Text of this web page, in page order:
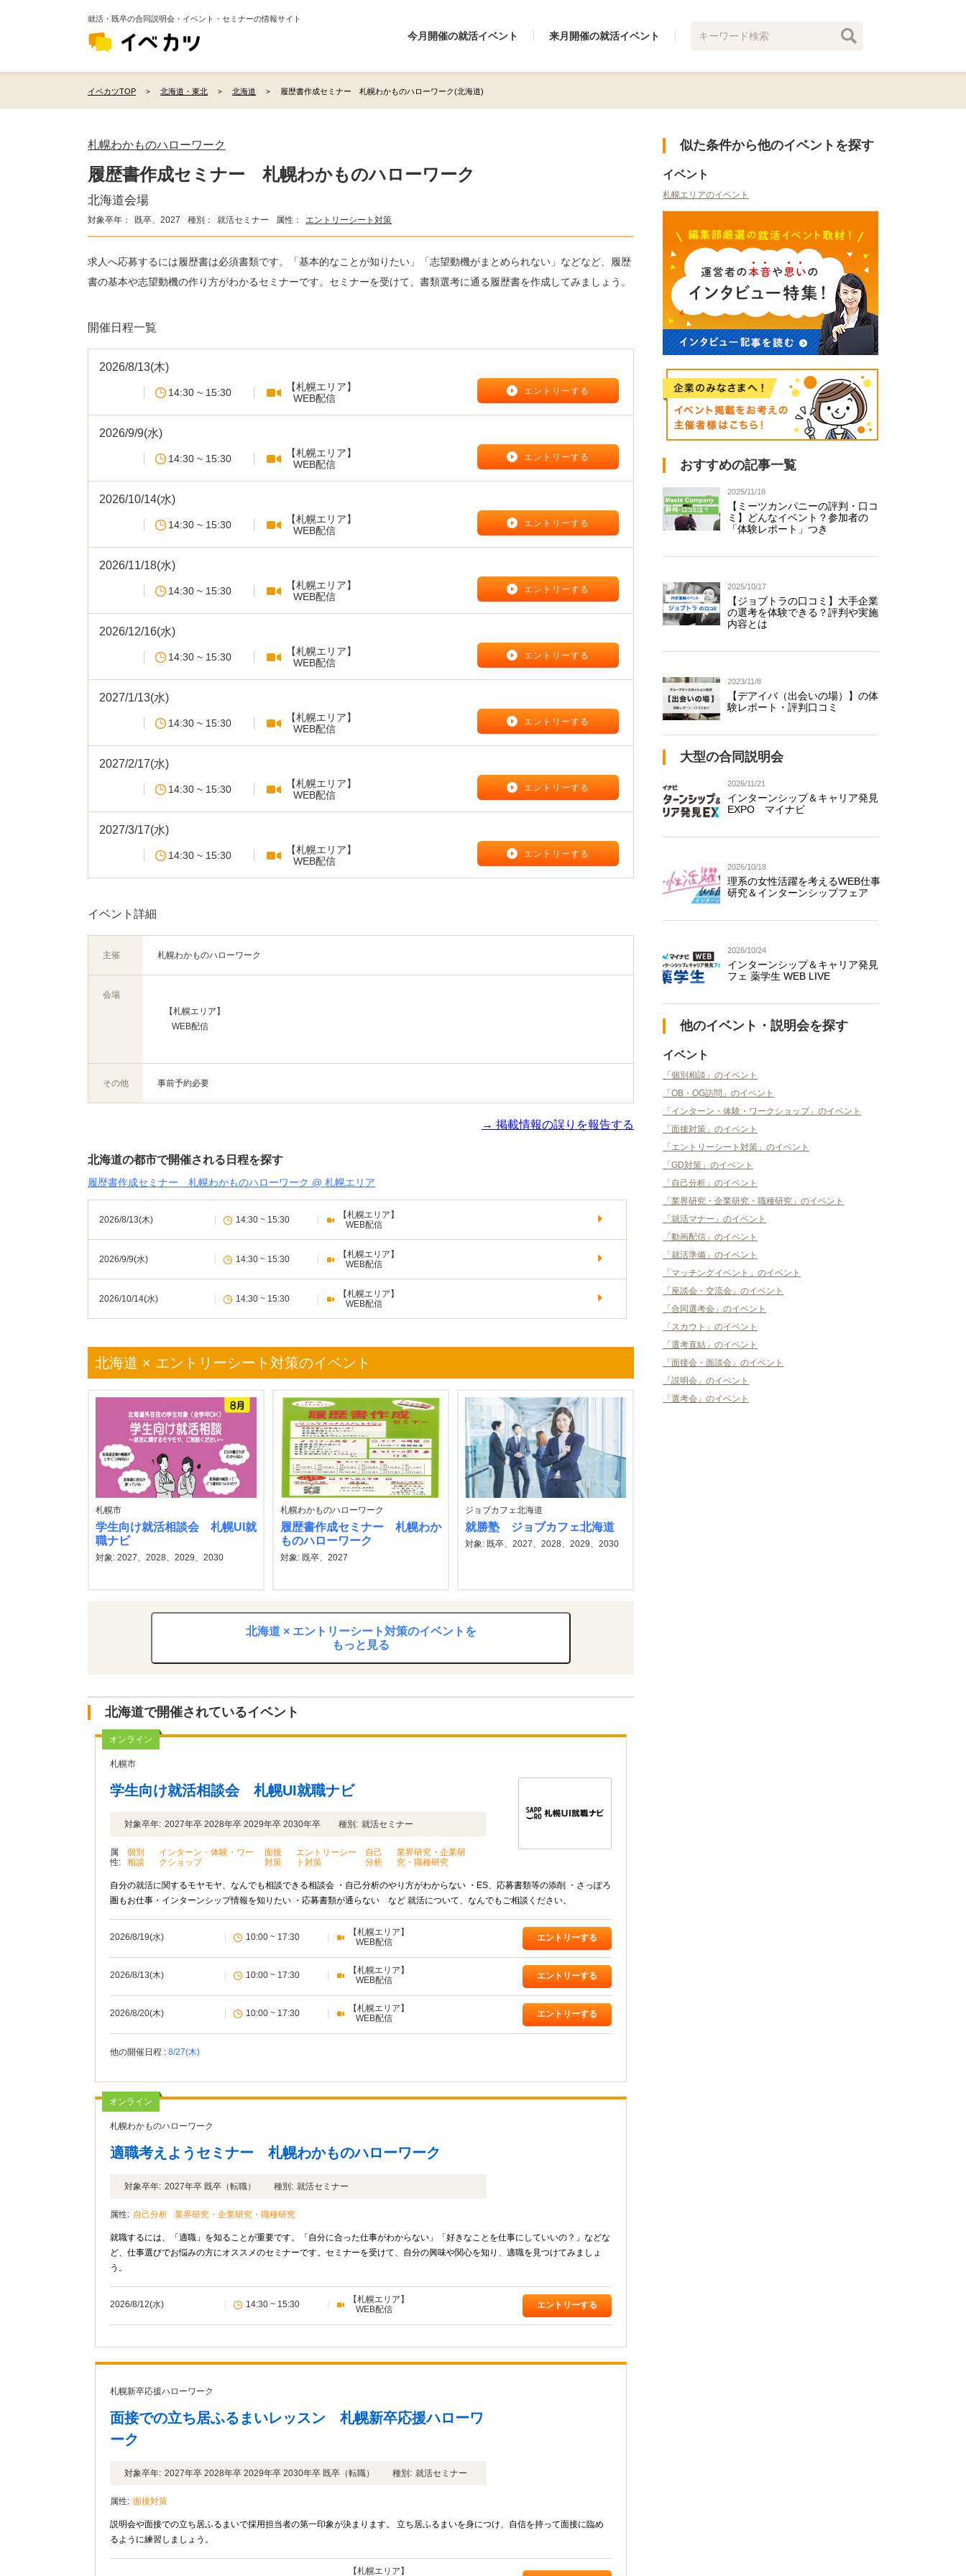
就活・既卒の合同説明会・イベント・セミナーの情報サイト
今月開催の就活イベント 来月開催の就活イベント
イベカツTOP 北海道・東北 北海道 履歴書作成セミナー 札幌わかものハローワーク(北海道)
札幌わかものハローワーク
履歴書作成セミナー 札幌わかものハローワーク
北海道会場
対象卒年： 既卒、2027 種別： 就活セミナー 属性： エントリーシート対策
求人へ応募するには履歴書は必須書類です。「基本的なことが知りたい」「志望動機がまとめられない」などなど、履歴
書の基本や志望動機の作り方がわかるセミナーです。セミナーを受けて、書類選考に通る履歴書を作成してみましょう。
開催日程一覧
2026/8/13(木)
14:30 ~ 15:30
【札幌エリア】
WEB配信
エントリーする
2026/9/9(水)
14:30 ~ 15:30
【札幌エリア】
WEB配信
エントリーする
2026/10/14(水)
14:30 ~ 15:30
【札幌エリア】
WEB配信
エントリーする
2026/11/18(水)
14:30 ~ 15:30
【札幌エリア】
WEB配信
エントリーする
2026/12/16(水)
14:30 ~ 15:30
【札幌エリア】
WEB配信
エントリーする
2027/1/13(水)
14:30 ~ 15:30
【札幌エリア】
WEB配信
エントリーする
2027/2/17(水)
14:30 ~ 15:30
【札幌エリア】
WEB配信
エントリーする
2027/3/17(水)
14:30 ~ 15:30
【札幌エリア】
WEB配信
エントリーする
イベント詳細
主催 札幌わかものハローワーク
会場
【札幌エリア】
WEB配信
その他 事前予約必要
→ 掲載情報の誤りを報告する
北海道の都市で開催される日程を探す
履歴書作成セミナー 札幌わかものハローワーク @ 札幌エリア
2026/8/13(木) 14:30 ~ 15:30
【札幌エリア】
WEB配信
2026/9/9(水) 14:30 ~ 15:30
【札幌エリア】
WEB配信
2026/10/14(水) 14:30 ~ 15:30
【札幌エリア】
WEB配信
北海道 × エントリーシート対策のイベント
札幌市
学生向け就活相談会 札幌UI就
職ナビ
対象: 2027、2028、2029、2030
札幌わかものハローワーク
履歴書作成セミナー 札幌わか
ものハローワーク
対象: 既卒、2027
ジョブカフェ北海道
就勝塾 ジョブカフェ北海道
対象: 既卒、2027、2028、2029、2030
北海道 × エントリーシート対策のイベントを
もっと見る
北海道で開催されているイベント
オンライン
札幌市
学生向け就活相談会 札幌UI就職ナビ
対象卒年: 2027年卒 2028年卒 2029年卒 2030年卒 種別: 就活セミナー
属
性:
個別
相談
インターン・体験・ワー
クショップ
面接
対策
エントリーシー
ト対策
自己
分析
業界研究・企業研
究・職種研究
自分の就活に関するモヤモヤ、なんでも相談できる相談会 ・自己分析のやり方がわからない ・ES、応募書類等の添削 ・さっぽろ
圏もお仕事・インターンシップ情報を知りたい ・応募書類が通らない など 就活について、なんでもご相談ください。
2026/8/19(水) 10:00 ~ 17:30
【札幌エリア】
WEB配信
エントリーする
2026/8/13(木) 10:00 ~ 17:30
【札幌エリア】
WEB配信
エントリーする
2026/8/20(木) 10:00 ~ 17:30
【札幌エリア】
WEB配信
エントリーする
他の開催日程 : 8/27(木)
オンライン
札幌わかものハローワーク
適職考えようセミナー 札幌わかものハローワーク
対象卒年: 2027年卒 既卒（転職） 種別: 就活セミナー
属性: 自己分析 業界研究・企業研究・職種研究
就職するには、「適職」を知ることが重要です。「自分に合った仕事がわからない」「好きなことを仕事にしていいの？」などな
ど、仕事選びでお悩みの方にオススメのセミナーです。セミナーを受けて、自分の興味や関心を知り、適職を見つけてみましょ
う。
2026/8/12(水) 14:30 ~ 15:30
【札幌エリア】
WEB配信
エントリーする
札幌新卒応援ハローワーク
面接での立ち居ふるまいレッスン 札幌新卒応援ハローワ
ーク
対象卒年: 2027年卒 2028年卒 2029年卒 2030年卒 既卒（転職） 種別: 就活セミナー
属性: 面接対策
説明会や面接での立ち居ふるまいで採用担当者の第一印象が決まります。 立ち居ふるまいを身につけ、自信を持って面接に臨め
るように練習しましょう。
【札幌エリア】
似た条件から他のイベントを探す
イベント
札幌エリアのイベント
おすすめの記事一覧
2025/11/18
【ミーツカンパニーの評判・口コ
ミ】どんなイベント？参加者の
「体験レポート」つき
2025/10/17
【ジョブトラの口コミ】大手企業
の選考を体験できる？評判や実施
内容とは
2023/11/8
【デアイバ（出会いの場）】の体
験レポート・評判口コミ
大型の合同説明会
2026/11/21
インターンシップ＆キャリア発見
EXPO マイナビ
2026/10/18
理系の女性活躍を考えるWEB仕事
研究＆インターンシップフェア
2026/10/24
インターンシップ＆キャリア発見
フェ 薬学生 WEB LIVE
他のイベント・説明会を探す
イベント
「個別相談」のイベント
「OB・OG訪問」のイベント
「インターン・体験・ワークショップ」のイベント
「面接対策」のイベント
「エントリーシート対策」のイベント
「GD対策」のイベント
「自己分析」のイベント
「業界研究・企業研究・職種研究」のイベント
「就活マナー」のイベント
「動画配信」のイベント
「就活準備」のイベント
「マッチングイベント」のイベント
「座談会・交流会」のイベント
「合同選考会」のイベント
「スカウト」のイベント
「選考直結」のイベント
「面接会・面談会」のイベント
「説明会」のイベント
「選考会」のイベント